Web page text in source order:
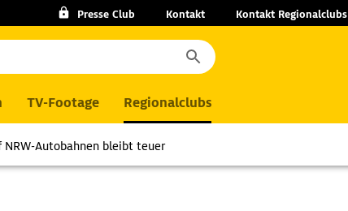
Presse Club Kontakt Kontakt Regionalclubs
TV-Footage Regionalclubs
NRW-Autobahnen bleibt teuer